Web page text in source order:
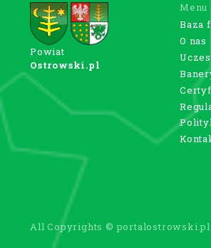
Powiat
Ostrowski.pl
Menu
Baza
O nas
All Copyrights © portalostrowski.pl